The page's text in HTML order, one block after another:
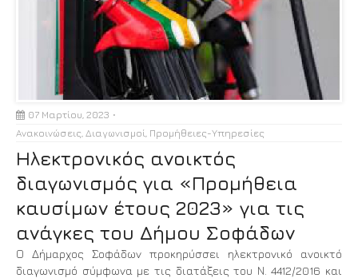
07 Μαρτίου, 2023
Ανακοινώσεις Διαγωνισμοί Προμήθειες-Υπηρεσίες
Ηλεκτρονικός ανοικτός
διαγωνισμός για «Προμήθεια
καυσίμων έτους 2023» για τις
ανάγκες του Δήμου Σοφάδων
Ο Δήμαρχος Σοφάδων προκηρύσσει ηλεκτρονικό ανοικτό
διαγωνισμό σύμφωνα με τις διατάξεις του Ν. 4412/2016 και